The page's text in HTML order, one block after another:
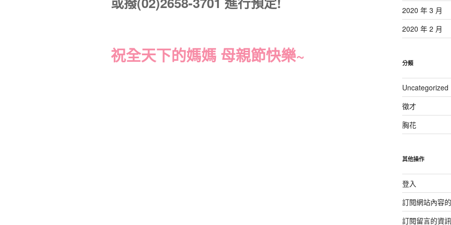
祝全天下的媽媽 母親節快樂~
2020 年 3 月
2020 年 2 月
分類
Uncategorized
徵才
胸花
其他操作
登入
訂閱網站內容
訂閱留言的資